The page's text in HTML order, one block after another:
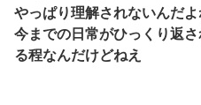
やっぱり理解されないんだよ
今までの日常がひっくり返
る程なんだけどねえ